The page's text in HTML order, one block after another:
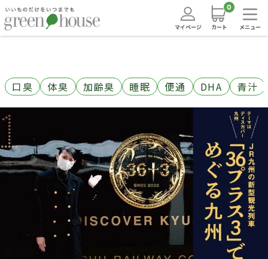
マイページ カート
0
メニュー
口臭 体臭 加齢臭 睡眠 便通 DHA 青汁